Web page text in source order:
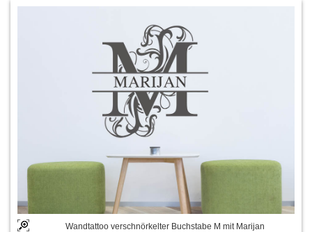
Wandtattoo verschnörkelter Buchstabe M mit Marijan